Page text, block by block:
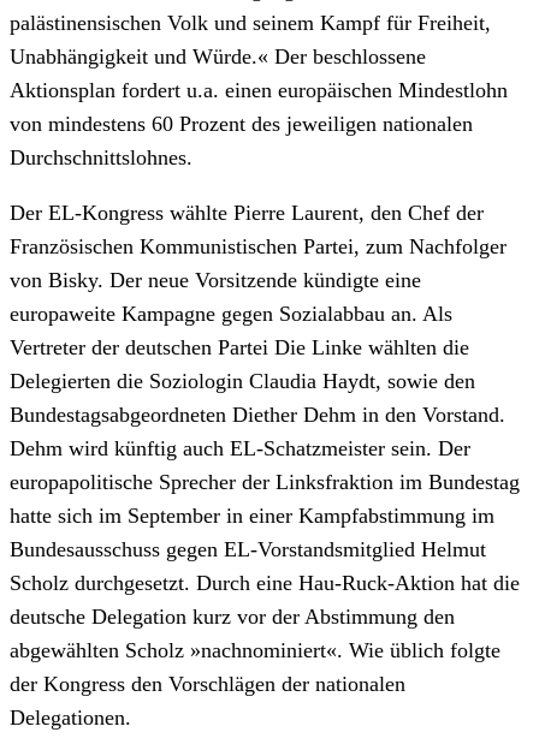
palästinensischen Volk und seinem Kampf für Freiheit,
Unabhängigkeit und Würde.« Der beschlossene
Aktionsplan fordert u.a. einen europäischen Mindestlohn
von mindestens 60 Prozent des jeweiligen nationalen
Durchschnittslohnes.
Der EL-Kongress wählte Pierre Laurent, den Chef der
Französischen Kommunistischen Partei, zum Nachfolger
von Bisky. Der neue Vorsitzende kündigte eine
europaweite Kampagne gegen Sozialabbau an. Als
Vertreter der deutschen Partei Die Linke wählten die
Delegierten die Soziologin Claudia Haydt, sowie den
Bundestagsabgeordneten Diether Dehm in den Vorstand.
Dehm wird künftig auch EL-Schatzmeister sein. Der
europapolitische Sprecher der Linksfraktion im Bundestag
hatte sich im September in einer Kampfabstimmung im
Bundesausschuss gegen EL-Vorstandsmitglied Helmut
Scholz durchgesetzt. Durch eine Hau-Ruck-Aktion hat die
deutsche Delegation kurz vor der Abstimmung den
abgewählten Scholz »nachnominiert«. Wie üblich folgte
der Kongress den Vorschlägen der nationalen
Delegationen.